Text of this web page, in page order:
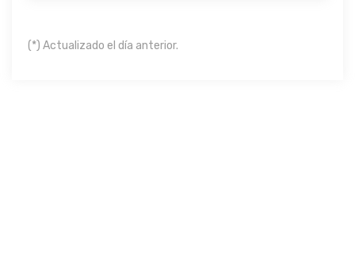
(*) Actualizado el día anterior.